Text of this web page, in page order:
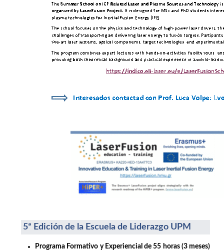
5ª Edición de la Escuela de Liderazgo UPM
Programa Formativo y Experiencial de 55 horas (3 meses)